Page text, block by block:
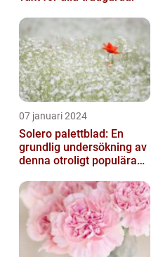
07 januari 2024
Solero palettblad: En
grundlig undersökning av
denna otroligt populära